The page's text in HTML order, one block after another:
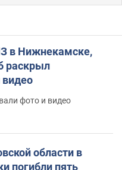
в Нижнекамске,
раскрыл
видео
фото и видео
области в
погибли пять